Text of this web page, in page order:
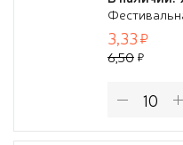
3,33
6,50